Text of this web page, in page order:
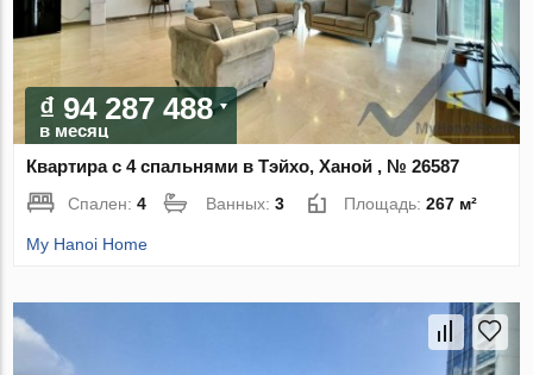
₫ 94 287 488
в месяц
Квартира с 4 спальнями в Тэйхо, Ханой , № 26587
Спален:4 Ванных:3 Площадь:267 м²
My Hanoi Home